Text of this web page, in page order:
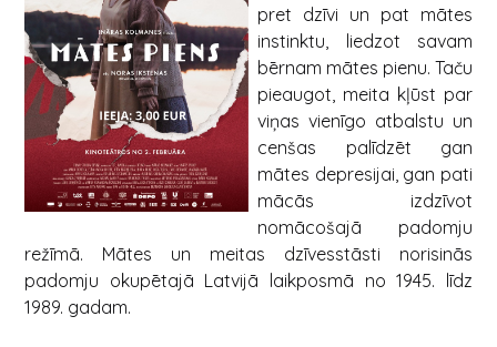
pret dzīvi un pat mātes
instinktu, liedzot savam
bērnam mātes pienu. Taču
pieaugot, meita kļūst par
viņas vienīgo atbalstu un
cenšas palīdzēt gan
mātes depresijai, gan pati
mācās izdzīvot
nomācošajā padomju
režīmā. Mātes un meitas dzīvesstāsti norisinās
padomju okupētajā Latvijā laikposmā no 1945. līdz
1989. gadam.